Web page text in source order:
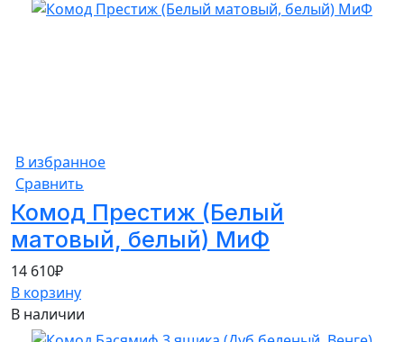
В избранное
Сравнить
Комод Престиж (Белый
матовый, белый) МиФ
14 610₽
В корзину
В наличии